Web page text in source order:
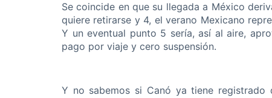
Se coincide en que su llegada a México
quiere retirarse y 4, el verano Mexicano
Y un eventual punto 5 sería, así al aire,
pago por viaje y cero suspensión.
Y no sabemos si Canó ya tiene